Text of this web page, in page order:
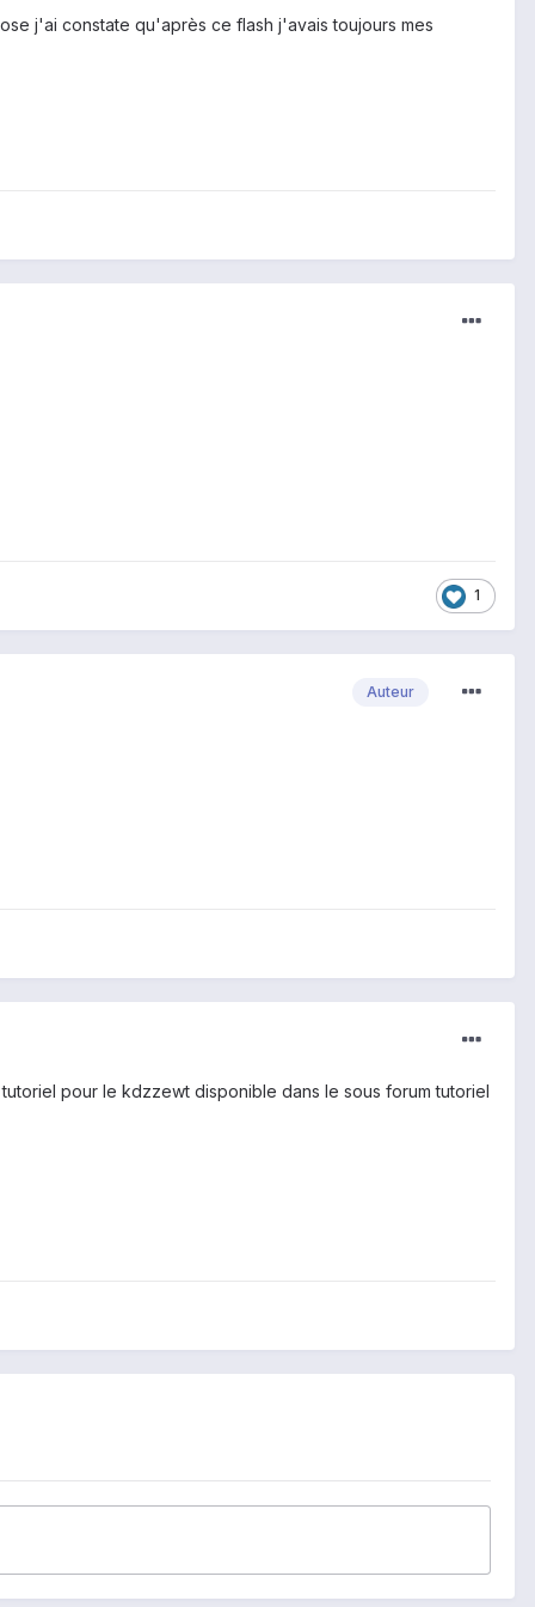
j'ai constate qu'après ce flash j'avais toujours mes
1
Auteur
pour le kdzzewt disponible dans le sous forum tutoriel